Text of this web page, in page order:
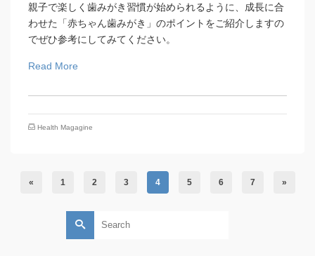
親子で楽しく歯みがき習慣が始められるように、成長に合
わせた「赤ちゃん歯みがき」のポイントをご紹介しますの
でぜひ参考にしてみてください。
Read More
Health Magagine
« 1 2 3 4 5 6 7 »
Search
for: